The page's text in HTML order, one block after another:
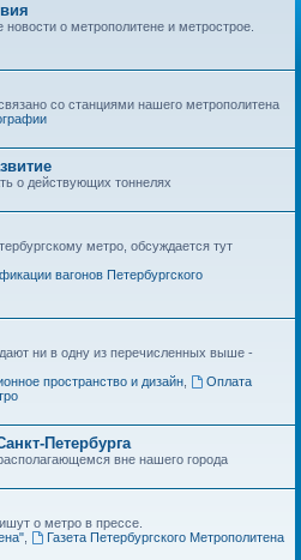
о метрополитене и метрострое.
со станциями нашего метрополитена
о действующих тоннелях
метро, обсуждается тут
вагонов Петербургского
ни в одну из перечисленных выше -
пространство и дизайн,
Оплата
Петербурга
вне нашего города
о метро в прессе.
,
Газета Петербургского Метрополитена